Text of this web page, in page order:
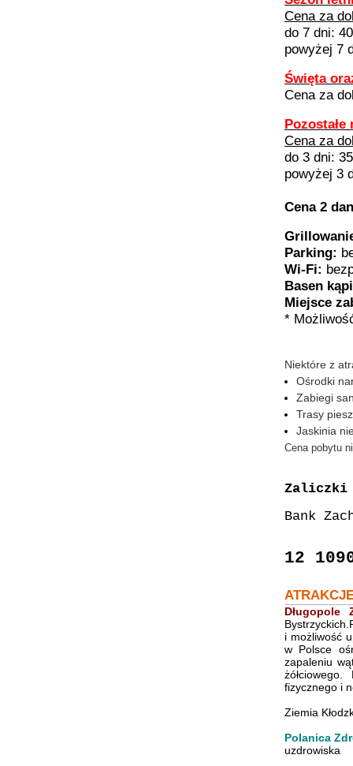
Cena za
do 7 dni:
powyżej 7
Święta
Cena za
Pozostałe
Cena za
do 3 dni:
powyżej 3
Cena 2
Parking:
Wi-Fi:
Basen
Miejsce
*
Niektóre z
Ośrodki
Zabiegi
Trasy
Jaskinia
Cena pobytu
Zaliczki
Bank
12
Długopole
i możliwość
w Polsce
zapaleniu
fizycznego i
Ziemia
Polanica
uzdrowiska